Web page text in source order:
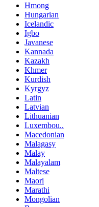
Hmong
Hungarian
Icelandic
Igbo
Javanese
Kannada
Kazakh
Khmer
Kurdish
Kyrgyz
Latin
Latvian
Lithuanian
Luxembou..
Macedonian
Malagasy
Malay
Malayalam
Maltese
Maori
Marathi
Mongolian